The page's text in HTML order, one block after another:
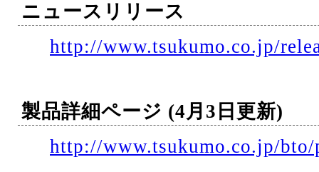
ニュースリリース
http://www.tsukumo.co.jp/
製品詳細ページ (4月3日更新)
http://www.tsukumo.co.jp/